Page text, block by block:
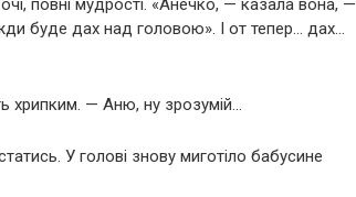
повні мудрості. «Анечко, — казала вона, —
буде дах над головою». І от тепер… дах…
хрипким. — Аню, ну зрозумій…
У голові знову миготіло бабусине